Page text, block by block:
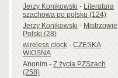
Jerzy Konikowski-Literatura
szachowa po polsku (124)
Jerzy Konikowski-Mistrzowie
Polski (28)
wireless clock-CZESKA
WIOSNA
Anonim-Z życia PZSzach
(258)